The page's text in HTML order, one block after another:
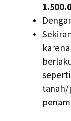
tanah/